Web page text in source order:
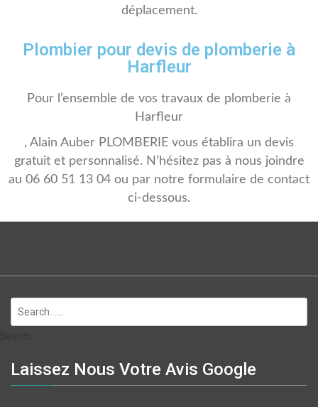
déplacement.
Plombier pour devis de plomberie à
Harfleur
Pour l’ensemble de vos travaux de plomberie à
Harfleur
, Alain Auber PLOMBERIE vous établira un devis
gratuit et personnalisé. N’hésitez pas à nous joindre
au 06 60 51 13 04 ou par notre formulaire de contact
ci-dessous.
Laissez Nous Votre Avis Google